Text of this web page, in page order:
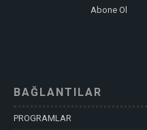
Abone Ol
BAĞLANTILAR
PROGRAMLAR